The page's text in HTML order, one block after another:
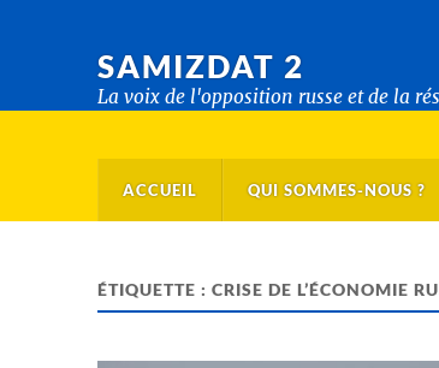
SAMIZDAT 2
La voix de l'opposition russe et de la
ACCUEIL QUI SOMMES-NOUS ?
ÉTIQUETTE : CRISE DE L’ÉCONOMIE